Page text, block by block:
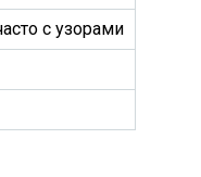
с узорами